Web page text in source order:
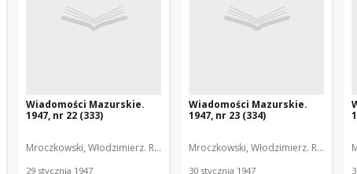
Wiadomości Mazurskie.
1947, nr 22 (333)
Mroczkowski, Włodzimierz. Red.
29 stycznia 1947
Wiadomości Mazurskie.
1947, nr 23 (334)
Mroczkowski, Włodzimierz. Red.
30 stycznia 1947